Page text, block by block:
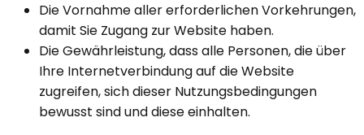
Die Vornahme aller erforderlichen Vorkehrungen,
damit Sie Zugang zur Website haben.
Die Gewährleistung, dass alle Personen, die über
Ihre Internetverbindung auf die Website
zugreifen, sich dieser Nutzungsbedingungen
bewusst sind und diese einhalten.